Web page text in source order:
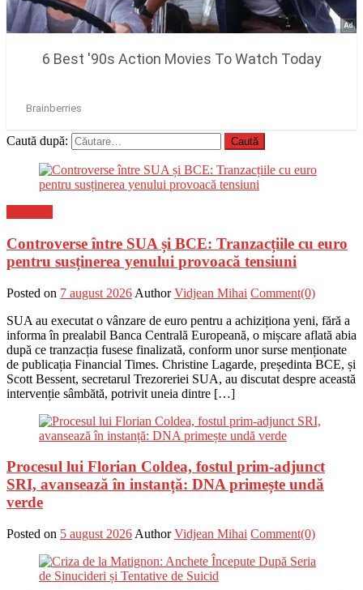
Caută după:
Controverse între SUA și BCE: Tranzacțiile cu euro
pentru susținerea yenului provoacă tensiuni
Posted on 7 august 2026 Author Vidjean Mihai Comment(0)
SUA au executat o vânzare de euro pentru a achiziționa yeni, fără a
informa în prealabil Banca Centrală Europeană, o mișcare aflată abia
după ce tranzacția fusese finalizată, conform unor surse menționate
de publicația Financial Times. Christine Lagarde, președinta BCE, și
Scott Bessent, secretarul Trezoreriei SUA, au discutat despre această
intervenție sâmbătă, potrivit uneia dintre […]
Procesul lui Florian Coldea, fostul prim-adjunct
SRI, avansează în instanță: DNA primește undă
verde
Posted on 5 august 2026 Author Vidjean Mihai Comment(0)